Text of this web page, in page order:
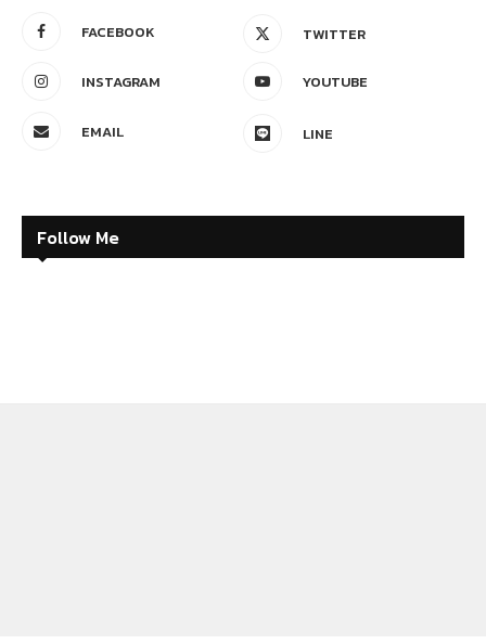
FACEBOOK TWITTER
INSTAGRAM YOUTUBE
EMAIL LINE
Follow Me